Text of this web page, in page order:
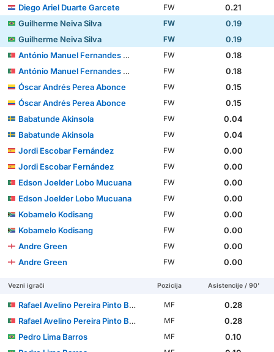
Diego Ariel Duarte Garcete FW
0.21
Guilherme Neiva Silva
FW
0.19
Guilherme Neiva Silva
FW
0.19
António Manuel Fernandes Mendes
FW
0.18
António Manuel Fernandes Mendes
FW
0.18
Óscar Andrés Perea Abonce
FW
0.15
Óscar Andrés Perea Abonce
FW
0.15
Babatunde Akinsola
FW
0.04
Babatunde Akinsola
FW
0.04
Jordi Escobar Fernández
FW
0.00
Jordi Escobar Fernández
FW
0.00
Edson Joelder Lobo Mucuana
FW
0.00
Edson Joelder Lobo Mucuana
FW
0.00
Kobamelo Kodisang
FW
0.00
Kobamelo Kodisang
FW
0.00
Andre Green
FW
0.00
Andre Green
FW 0.00
Vezni igrači Pozicija Asistencije / 90'
Rafael Avelino Pereira Pinto Barbosa MF
0.28
Rafael Avelino Pereira Pinto Barbosa
MF
0.28
Pedro Lima Barros
MF
0.10